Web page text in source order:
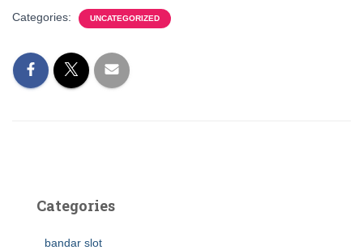
Categories: UNCATEGORIZED
Categories
bandar slot